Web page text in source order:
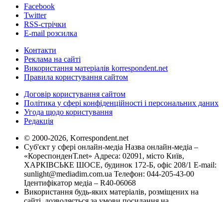
Facebook
Twitter
RSS-стрічки
E-mail розсилка
Контакти
Реклама на сайті
Використання матеріалів korrespondent.net
Правила користування сайтом
Договір користування сайтом
Політика у сфері конфіденційності і персональних даних
Угода щодо користування
Редакція
© 2000-2026, Korrespondent.net
Суб'єкт у сфері онлайн-медіа Назва онлайн-медіа –
«КореспонденТ.net» Адреса: 02091, місто Київ,
ХАРКІВСЬКЕ ШОСЕ, будинок 172-Б, офіс 208/1 E-mail:
sunlight@mediadim.com.ua Телефон: 044-205-43-00
Ідентифікатор медіа – R40-06068
Використання будь-яких матеріалів, розміщених на